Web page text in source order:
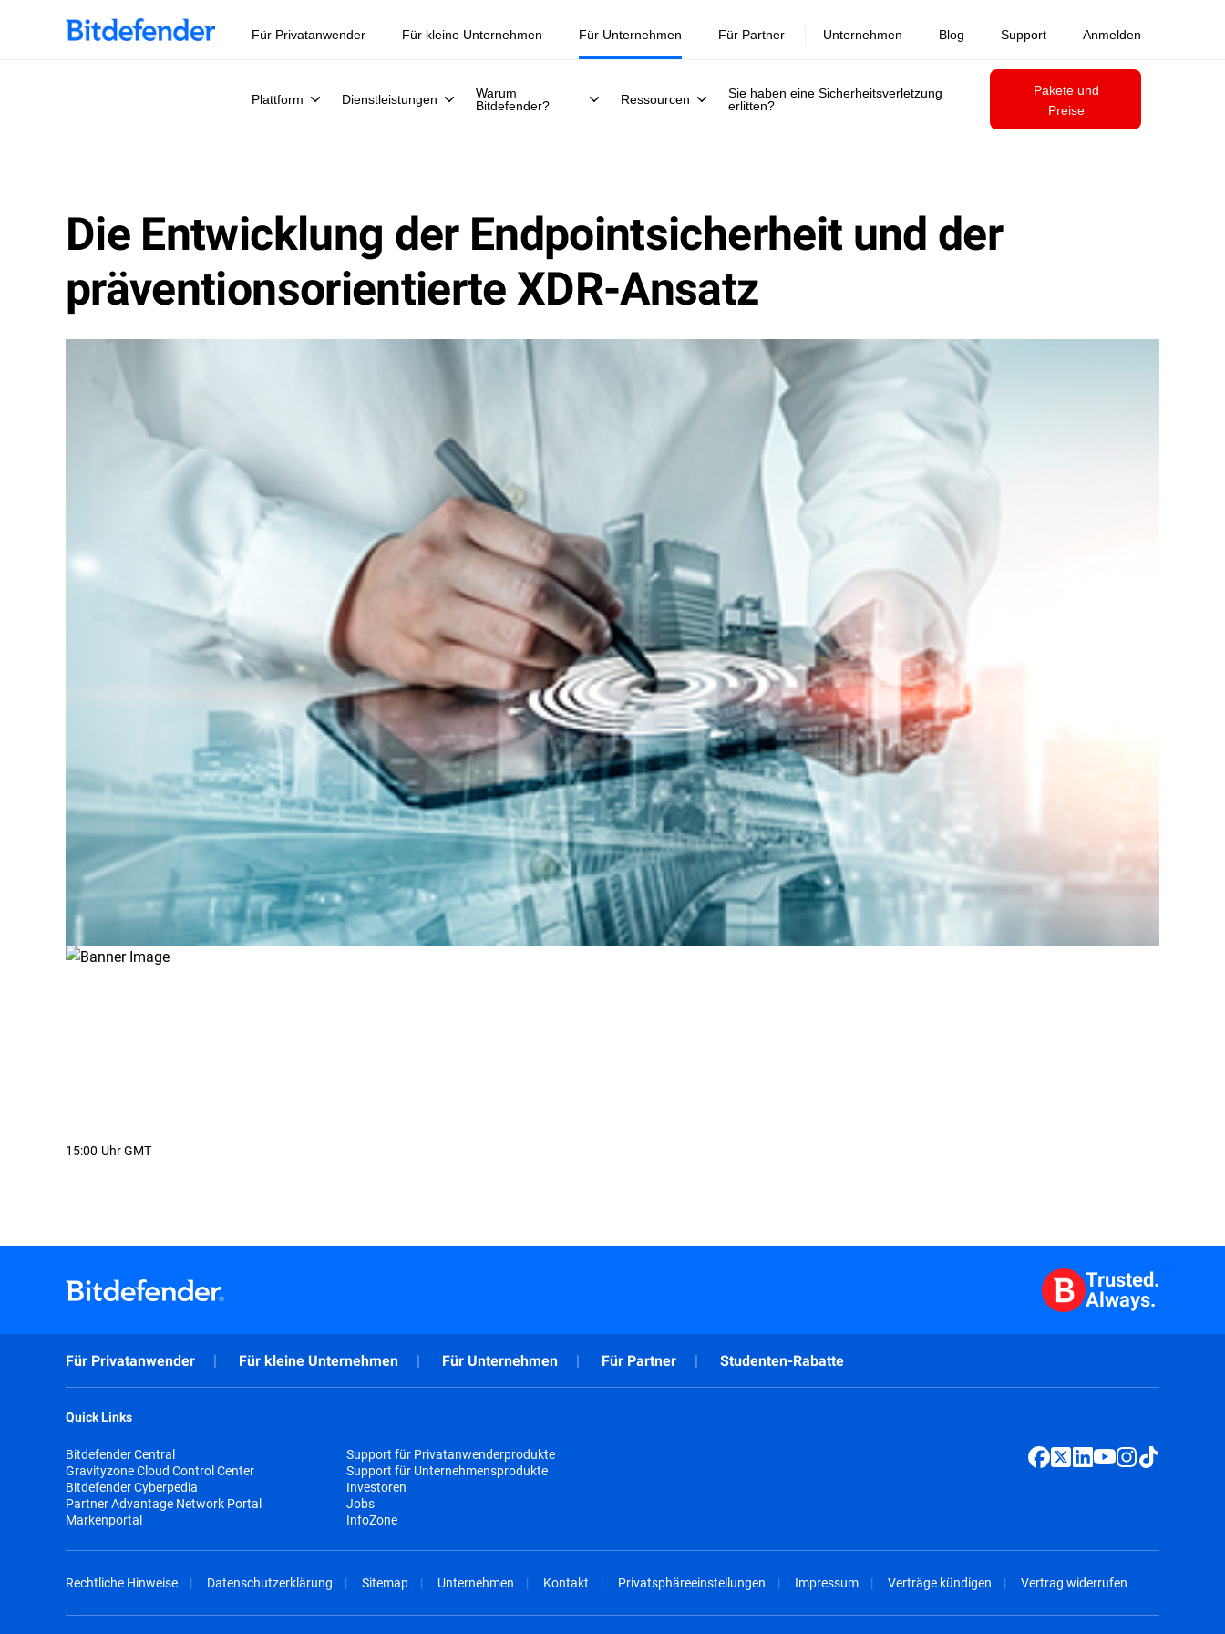
Datensouveränität in der Cybersicherheit: Live-Webinar, 30. Juli.
Für Privatanwender Für kleine Unternehmen Für Unternehmen
Plattform Dienstleistungen
Warum
Bitdefender?
Ressourcen
Sie haben eine Sicherheitsverletzung
erlitten?
Pakete und
Preise
Für Partner Unternehmen Blog Support Anmelden
Die Entwicklung der Endpointsicherheit und der
präventionsorientierte XDR-Ansatz
15:00 Uhr GMT
Trusted.
Always.
Für Privatanwender Für kleine Unternehmen Für Unternehmen Für Partner Studenten-Rabatte
Quick Links
Bitdefender Central
Gravityzone Cloud Control Center
Bitdefender Cyberpedia
Partner Advantage Network Portal
Markenportal
Support für Privatanwenderprodukte
Support für Unternehmensprodukte
Investoren
Jobs
InfoZone
Rechtliche Hinweise Datenschutzerklärung Sitemap Unternehmen Kontakt Privatsphäreeinstellungen Impressum Verträge kündigen Vertrag widerrufen